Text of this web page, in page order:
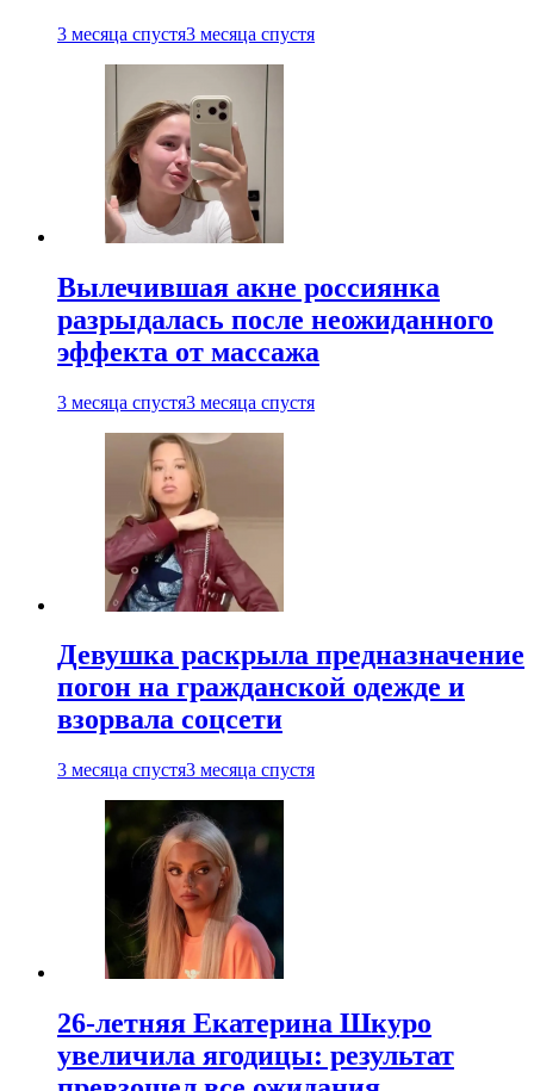
3 месяца спустя3 месяца спустя
Вылечившая акне россиянка
разрыдалась после неожиданного
эффекта от массажа
3 месяца спустя3 месяца спустя
Девушка раскрыла предназначение
погон на гражданской одежде и
взорвала соцсети
3 месяца спустя3 месяца спустя
26-летняя Екатерина Шкуро
увеличила ягодицы: результат